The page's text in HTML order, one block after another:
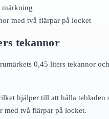
märkning
med två flärpar på locket
tekannor
0,45 liters tekannor
hjälper till att hålla
med två flärpar på locket.